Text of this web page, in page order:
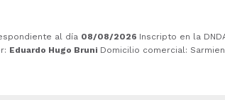
al día 08/08/2026 Inscripto en la
Eduardo Hugo Bruni Domicilio comercial: